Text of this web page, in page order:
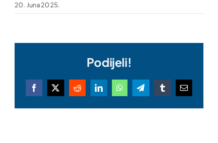
20. Juna 2025.
Podijeli!
Facebook
X RedditLinkedInWhatsAppTelegramTumblrEmail